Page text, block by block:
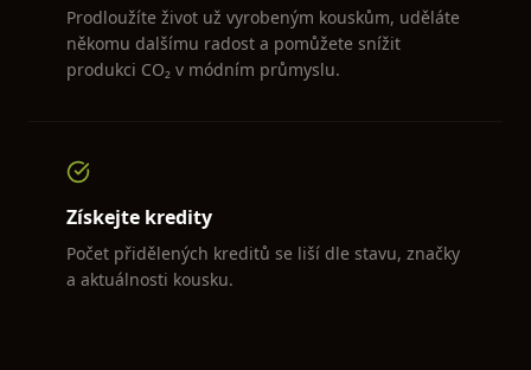
Prodloužíte život už vyrobeným kouskům, uděláte
někomu dalšímu radost a pomůžete snížit
produkci CO₂ v módním průmyslu.
Získejte kredity
Počet přidělených kreditů se liší dle stavu, značky
a aktuálnosti kousku.